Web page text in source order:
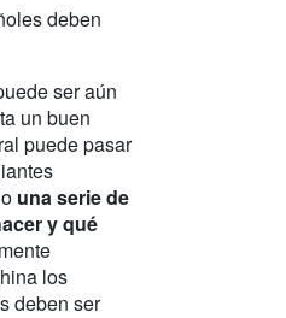
deben
ser aún
un buen
puede pasar
una serie de
y qué
los
deben ser